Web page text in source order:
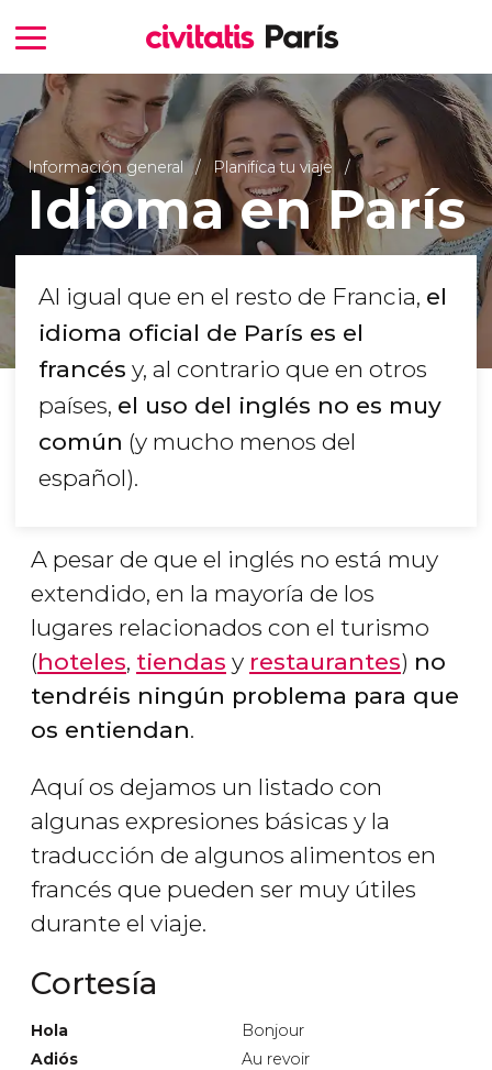
Información general Planifica tu viaje
Idioma en París
Al igual que en el resto de Francia, el
idioma oficial de París es el
francés y, al contrario que en otros
países, el uso del inglés no es muy
común (y mucho menos del
español).
A pesar de que el inglés no está muy
extendido, en la mayoría de los
lugares relacionados con el turismo
(hoteles, tiendas y restaurantes) no
tendréis ningún problema para que
os entiendan.
Aquí os dejamos un listado con
algunas expresiones básicas y la
traducción de algunos alimentos en
francés que pueden ser muy útiles
durante el viaje.
Cortesía
Hola
Bonjour
Adiós
Au revoir